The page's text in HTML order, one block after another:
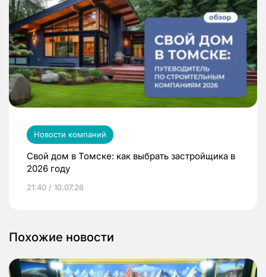
Новости компаний
Свой дом в Томске: как выбрать застройщика в
2026 году
21:40 / 10.07.26
Похожие новости